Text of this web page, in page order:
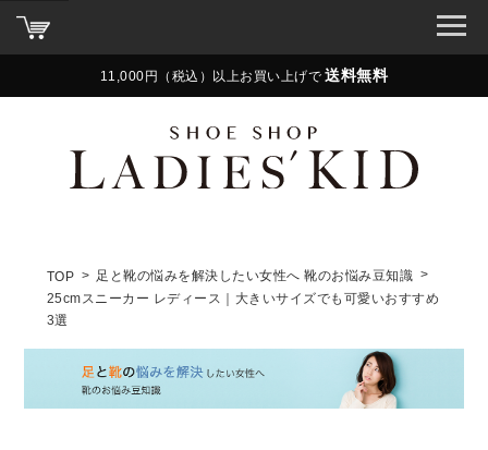
11,000円（税込）以上お買い上げで 送料無料
TOP
足と靴の悩みを解決したい女性へ 靴のお悩み豆知識
25cmスニーカー レディース｜大きいサイズでも可愛いおすすめ
3選